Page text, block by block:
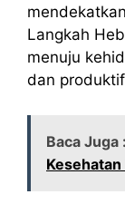
Langkah
menuju
dan
Baca Juga :